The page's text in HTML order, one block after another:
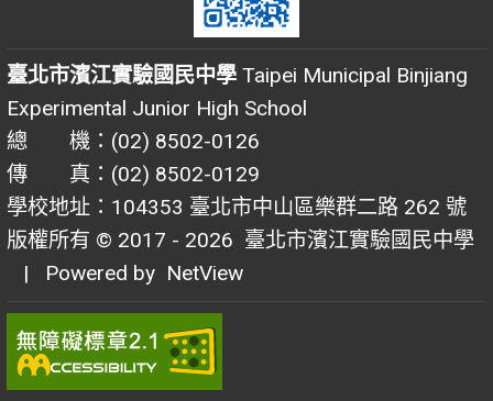
臺北市濱江實驗國民中學 Taipei Municipal Binjiang
Experimental Junior High School
總 機：(02) 8502-0126
傳 真：(02) 8502-0129
學校地址：104353 臺北市中山區樂群二路 262 號
版權所有 © 2017 - 2026 臺北市濱江實驗國民中學
| Powered by NetView